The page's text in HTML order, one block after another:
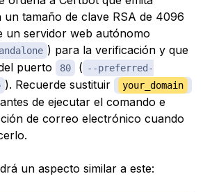
tamaño de clave RSA de 4096
un servidor web autónomo
) para la verificación y que
puerto
80 ( --preferred-
). Recuerde sustituir your_domain
de ejecutar el comando e
de correo electrónico cuando
un aspecto similar a este: